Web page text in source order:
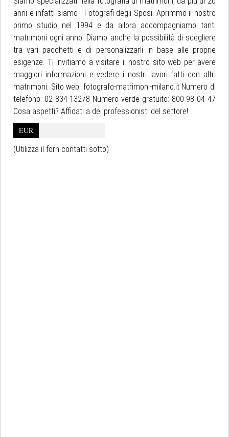
anni e infatti siamo i Fotografi degli Sposi. Aprimmo il nostro
primo studio nel 1994 e da allora accompagniamo tanti
matrimoni ogni anno. Diamo anche la possibilità di scegliere
tra vari pacchetti e di personalizzarli in base alle proprie
esigenze. Ti invitiamo a visitare il nostro sito web per avere
maggiori informazioni e vedere i nostri lavori fatti con altri
matrimoni. Sito web: fotografo-matrimoni-milano.it Numero di
telefono: 02 834 13278 Numero verde gratuito: 800 98 04 47
Cosa aspetti? Affidati a dei professionisti del settore!
EUR
(Utilizza il forn contatti sotto)